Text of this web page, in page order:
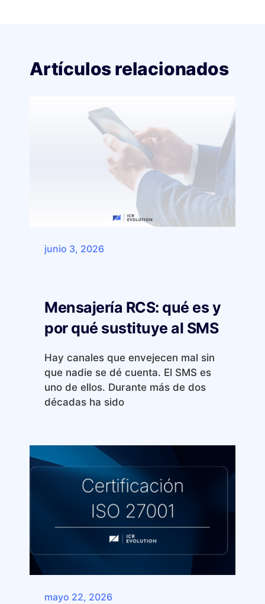
Artículos relacionados
junio 3, 2026
Mensajería RCS: qué es y
por qué sustituye al SMS
Hay canales que envejecen mal sin
que nadie se dé cuenta. El SMS es
uno de ellos. Durante más de dos
décadas ha sido
mayo 22, 2026